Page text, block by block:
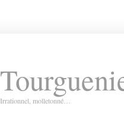
Irrationnel, molletonné…